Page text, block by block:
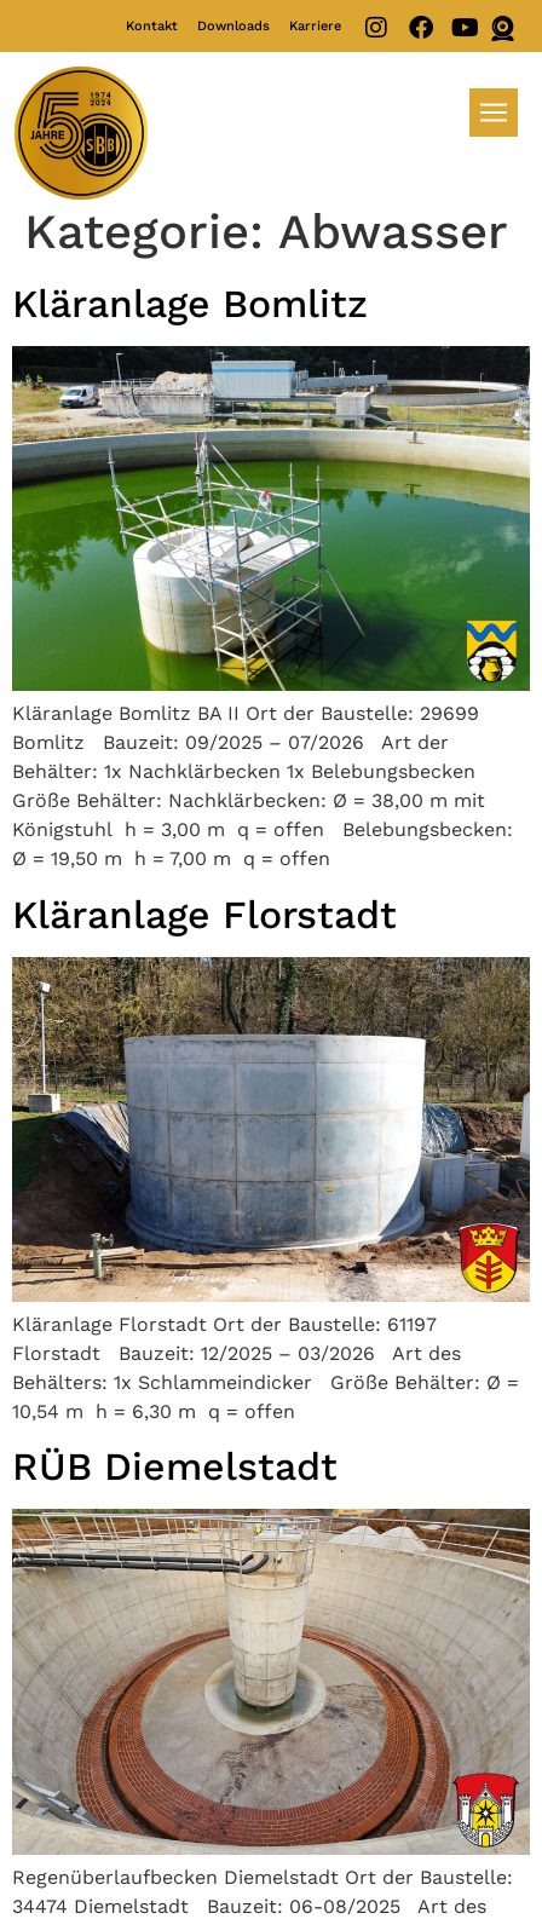
Kontakt Downloads Karriere
Kategorie: Abwasser
Kläranlage Bomlitz
Kläranlage Bomlitz BA II Ort der Baustelle: 29699
Bomlitz Bauzeit: 09/2025 – 07/2026 Art der
Behälter: 1x Nachklärbecken 1x Belebungsbecken
Größe Behälter: Nachklärbecken: Ø = 38,00 m mit
Königstuhl h = 3,00 m q = offen Belebungsbecken:
Ø = 19,50 m h = 7,00 m q = offen
Kläranlage Florstadt
Kläranlage Florstadt Ort der Baustelle: 61197
Florstadt Bauzeit: 12/2025 – 03/2026 Art des
Behälters: 1x Schlammeindicker Größe Behälter: Ø =
10,54 m h = 6,30 m q = offen
RÜB Diemelstadt
Regenüberlaufbecken Diemelstadt Ort der Baustelle:
34474 Diemelstadt Bauzeit: 06-08/2025 Art des